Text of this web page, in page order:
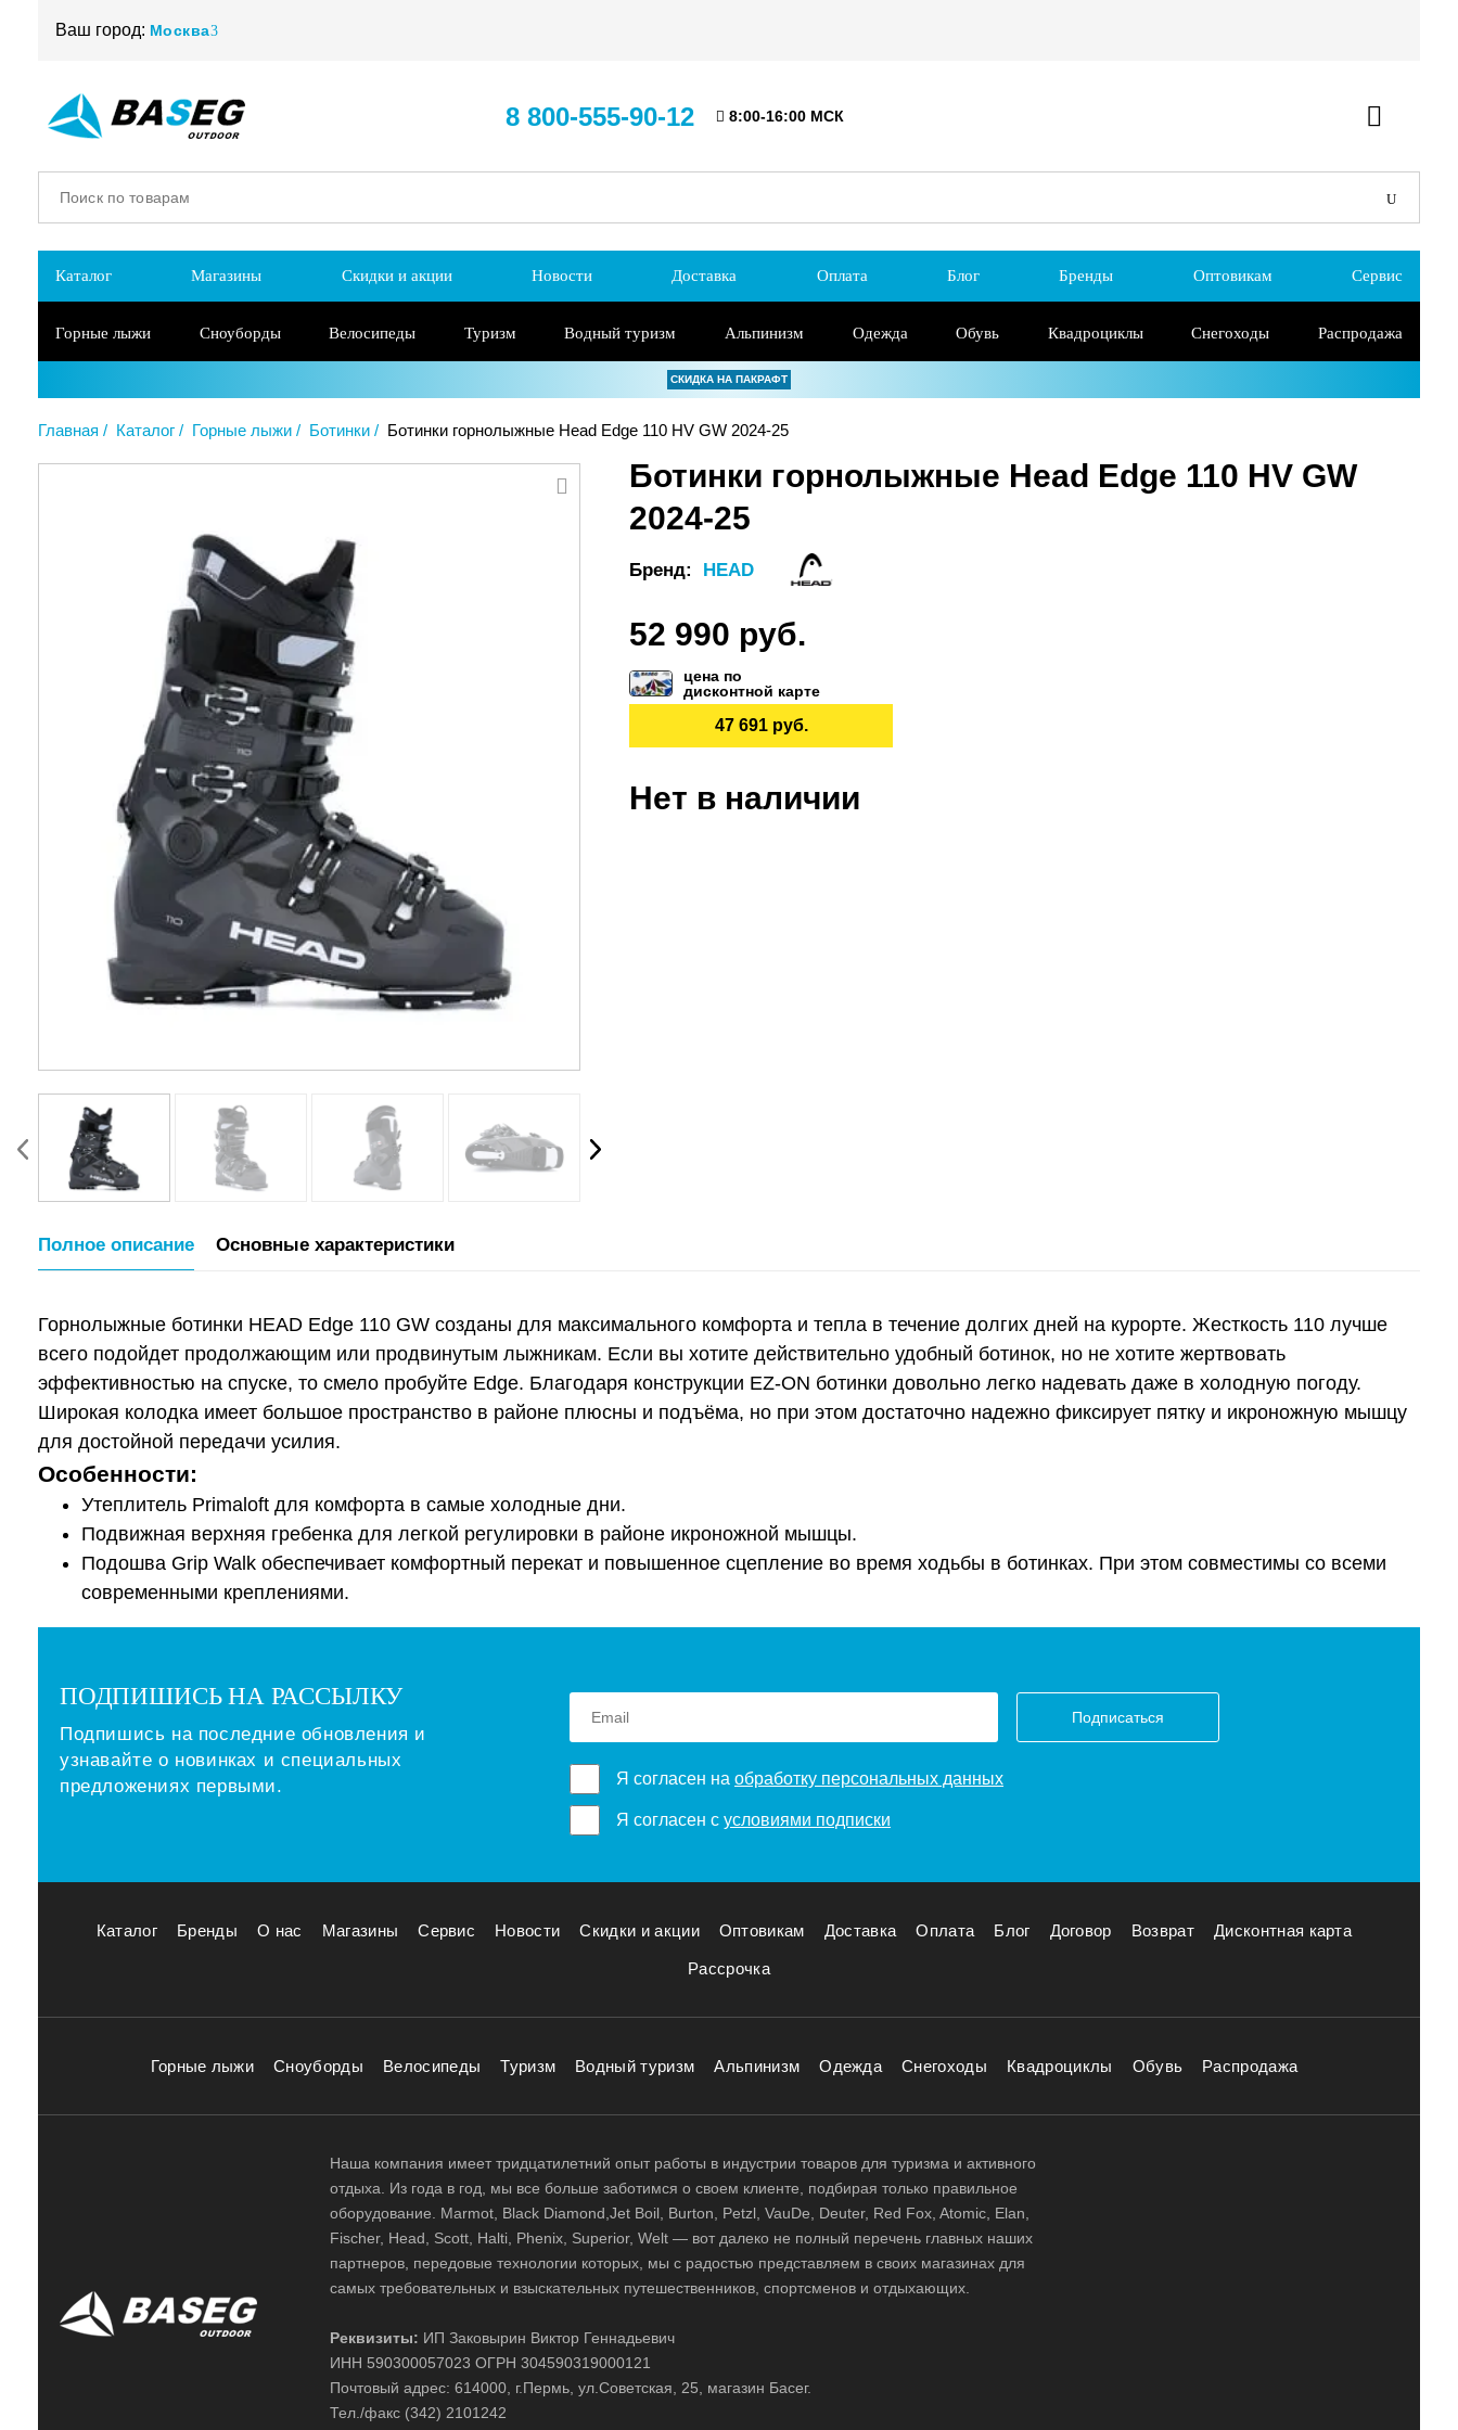
Ваш город: Москва
8 800-555-90-12 8:00-16:00 МСК
Каталог Магазины Скидки и акции Новости Доставка Оплата Блог Бренды Оптовикам Сервис
Горные лыжи Сноуборды Велосипеды Туризм Водный туризм Альпинизм Одежда Обувь Квадроциклы Снегоходы Распродажа
СКИДКА НА ПАКРАФТ
Главная Каталог Горные лыжи Ботинки Ботинки горнолыжные Head Edge 110 HV GW 2024-25
Ботинки горнолыжные Head Edge 110 HV GW
2024-25
Бренд: HEAD
52 990 руб.
цена по
дисконтной карте
47 691 руб.
Нет в наличии
Полное описание Основные характеристики
Горнолыжные ботинки HEAD Edge 110 GW созданы для максимального комфорта и тепла в течение долгих дней на курорте. Жесткость 110 лучше
всего подойдет продолжающим или продвинутым лыжникам. Если вы хотите действительно удобный ботинок, но не хотите жертвовать
эффективностью на спуске, то смело пробуйте Edge. Благодаря конструкции EZ-ON ботинки довольно легко надевать даже в холодную погоду.
Широкая колодка имеет большое пространство в районе плюсны и подъёма, но при этом достаточно надежно фиксирует пятку и икроножную мышцу
для достойной передачи усилия.
Особенности:
Утеплитель Primaloft для комфорта в самые холодные дни.
Подвижная верхняя гребенка для легкой регулировки в районе икроножной мышцы.
Подошва Grip Walk обеспечивает комфортный перекат и повышенное сцепление во время ходьбы в ботинках. При этом совместимы со всеми
современными креплениями.
ПОДПИШИСЬ НА РАССЫЛКУ
Подпишись на последние обновления и
узнавайте о новинках и специальных
предложениях первыми.
Подписаться
Я согласен на обработку персональных данных
Я согласен с условиями подписки
Каталог Бренды О нас Магазины Сервис Новости Скидки и акции Оптовикам Доставка Оплата Блог Договор Возврат Дисконтная карта
Рассрочка
Горные лыжи Сноуборды Велосипеды Туризм Водный туризм Альпинизм Одежда Снегоходы Квадроциклы Обувь Распродажа
Наша компания имеет тридцатилетний опыт работы в индустрии товаров для туризма и активного
отдыха. Из года в год, мы все больше заботимся о своем клиенте, подбирая только правильное
оборудование. Marmot, Black Diamond,Jet Boil, Burton, Petzl, VauDe, Deuter, Red Fox, Atomic, Elan,
Fischer, Head, Scott, Halti, Phenix, Superior, Welt — вот далеко не полный перечень главных наших
партнеров, передовые технологии которых, мы с радостью представляем в своих магазинах для
самых требовательных и взыскательных путешественников, спортсменов и отдыхающих.
Реквизиты: ИП Заковырин Виктор Геннадьевич
ИНН 590300057023 ОГРН 304590319000121
Почтовый адрес: 614000, г.Пермь, ул.Советская, 25, магазин Басег.
Тел./факс (342) 2101242